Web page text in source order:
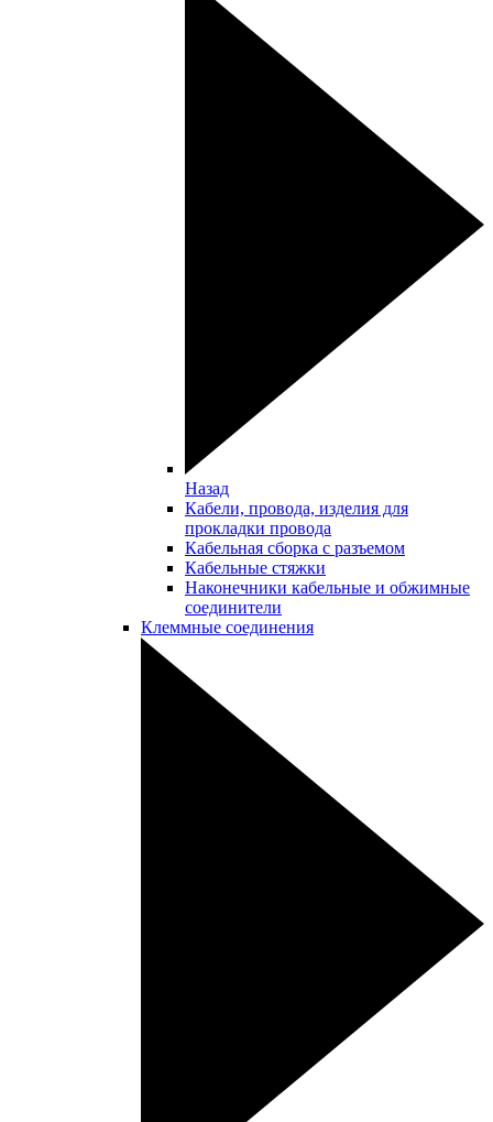
Назад
Кабели, провода, изделия для
прокладки провода
Кабельная сборка с разъемом
Кабельные стяжки
Наконечники кабельные и обжимные
соединители
Клеммные соединения